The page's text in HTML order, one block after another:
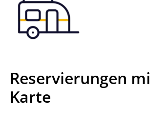
Reservierungen
Karte